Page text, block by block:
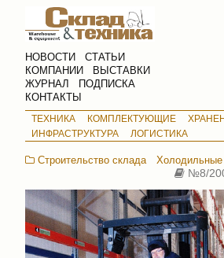
НОВОСТИ
СТАТЬИ
КОМПАНИИ
ВЫСТАВКИ
ЖУРНАЛ
ПОДПИСКА
КОНТАКТЫ
ТЕХНИКА КОМПЛЕКТУЮЩИЕ
ИНФРАСТРУКТУРА
ЛОГИСТИКА
Строительство склада
№8/